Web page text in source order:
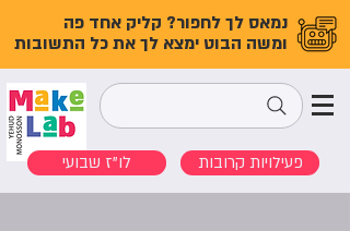
נמאס לך לחפור? קליק אחד פה
ומשה הבוט ימצא לך את כל התשובות
לו"ז שבועי פעילויות קרובות